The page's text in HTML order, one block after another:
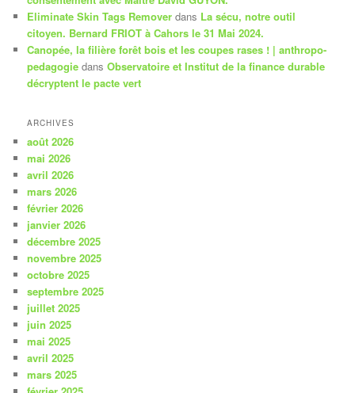
Eliminate Skin Tags Remover dans La sécu, notre outil
citoyen. Bernard FRIOT à Cahors le 31 Mai 2024.
Canopée, la filière forêt bois et les coupes rases ! | anthropo-
pedagogie dansObservatoire et Institut de la finance durable
décryptent le pacte vert
ARCHIVES
août 2026
mai 2026
avril 2026
mars 2026
février 2026
janvier 2026
décembre 2025
novembre 2025
octobre 2025
septembre 2025
juillet 2025
juin 2025
mai 2025
avril 2025
mars 2025